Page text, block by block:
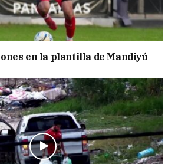
en la plantilla de Mandiyú